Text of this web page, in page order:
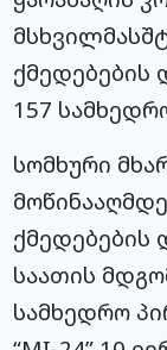
ქმედებების
157
სომხური
ქმედებების
საათის
სამხედრო